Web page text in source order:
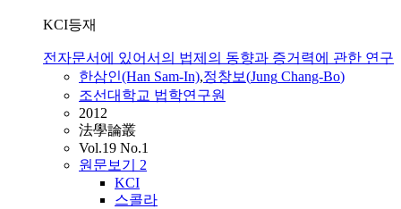
KCI등재
전자문서에 있어서의 법제의 동향과 증거력에 관한 연구
한삼인(Han Sam-In),정창보(Jung Chang-Bo)
조선대학교 법학연구원
2012
法學論叢
Vol.19 No.1
원문보기 2
KCI
스콜라